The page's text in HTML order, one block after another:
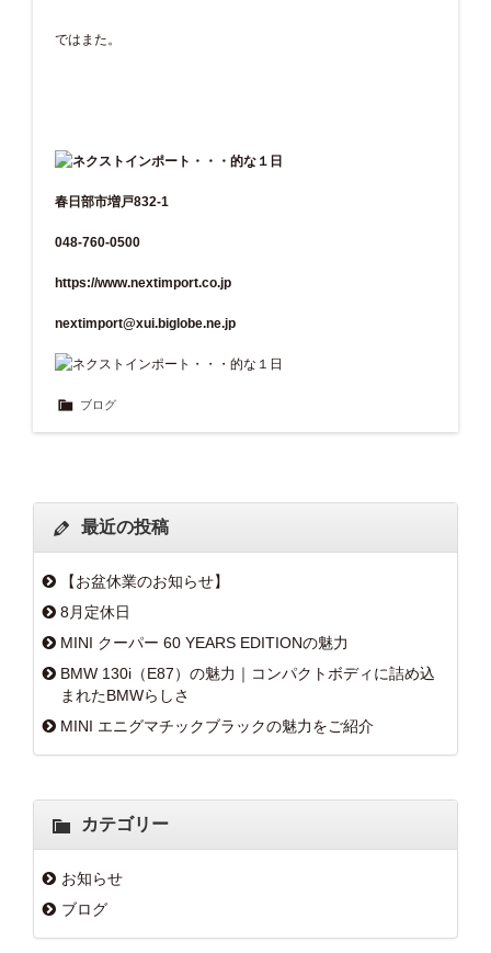
ではまた。
春日部市増戸832-1
048-760-0500
https://www.nextimport.co.jp
nextimport@xui.biglobe.ne.jp
ブログ
最近の投稿
【お盆休業のお知らせ】
8月定休日
MINI クーパー 60 YEARS EDITIONの魅力
BMW 130i（E87）の魅力｜コンパクトボディに詰め込
まれたBMWらしさ
MINI エニグマチックブラックの魅力をご紹介
カテゴリー
お知らせ
ブログ